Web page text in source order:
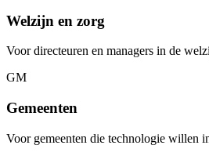
Welzijn en zorg
Voor directeuren en managers in de
GM
Gemeenten
Voor gemeenten die technologie willen